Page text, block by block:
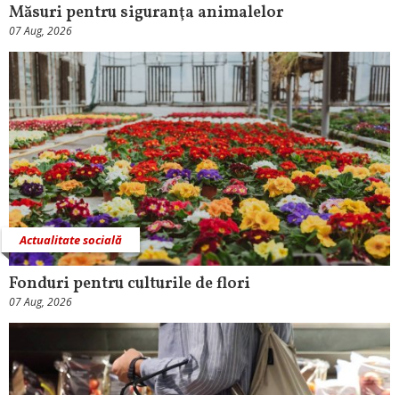
Măsuri pentru siguranţa animalelor
07 Aug, 2026
Actualitate socială
Fonduri pentru culturile de flori
07 Aug, 2026